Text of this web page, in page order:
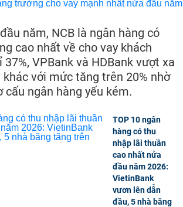
năm, NCB là ngân hàng có
cao nhất về cho vay khách
37%, VPBank và HDBank vượt xa
khác với mức tăng trên 20% nhờ
ngân hàng yếu kém.
TOP 10 ngân
hàng có thu
nhập lãi thuần
cao nhất nửa
đầu năm 2026:
VietinBank
vươn lên dẫn
đầu, 5 nhà băng